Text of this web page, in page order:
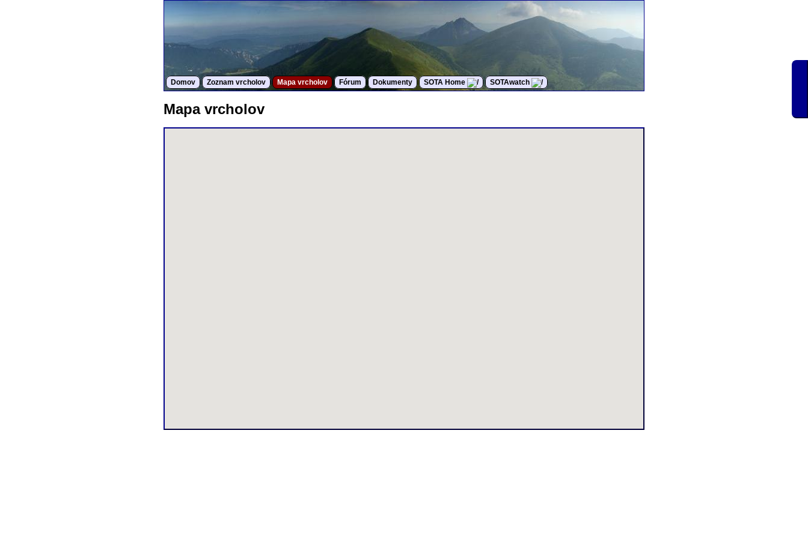
Domov Zoznam vrcholov Mapa vrcholov Fórum Dokumenty SOTA Home SOTAwatch
Mapa vrcholov